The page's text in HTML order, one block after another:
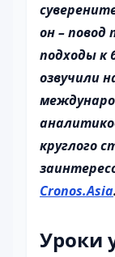
он – повод
подходы к
озвучили
круглого
Cronos.Asia.
Уроки